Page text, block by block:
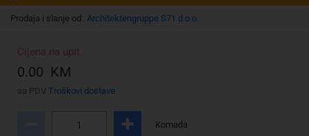
Prodaja i slanje od: Architektengruppe S71 d.o.o.
Cijena na upit
0.00 KM
sa PDV Troškovi dostave
Komada